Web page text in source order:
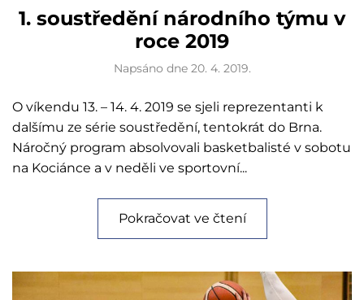
1. soustředění národního týmu v
roce 2019
Napsáno dne 20. 4. 2019.
O víkendu 13. – 14. 4. 2019 se sjeli reprezentanti k
dalšímu ze série soustředění, tentokrát do Brna.
Náročný program absolvovali basketbalisté v sobotu
na Kociánce a v neděli ve sportovní...
Pokračovat ve čtení